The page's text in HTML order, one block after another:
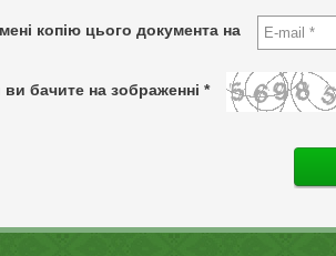
копію цього документа на
бачите на зображенні *